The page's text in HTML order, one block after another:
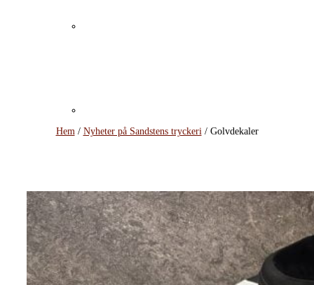
Crossmedia och flerkanalspublicering
Kontakt
Nyheter och annat
Hem / Nyheter på Sandstens tryckeri / Golvdekaler